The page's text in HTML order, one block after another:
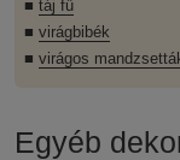
■ táj fű
■ virágbibék
■ virágos
Egyéb